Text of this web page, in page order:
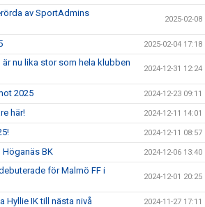
av SportAdmins
2025-02-08
2025-02-04 17:18
nu lika stor som hela klubben
2024-12-31 12:24
2025 2024-12-23 09:11
här! 2024-12-11 14:01
2024-12-11 08:57
Höganäs BK 2024-12-06 13:40
för Malmö FF i
2024-12-01 20:25
Hyllie IK till nästa nivå 2024-11-27 17:11